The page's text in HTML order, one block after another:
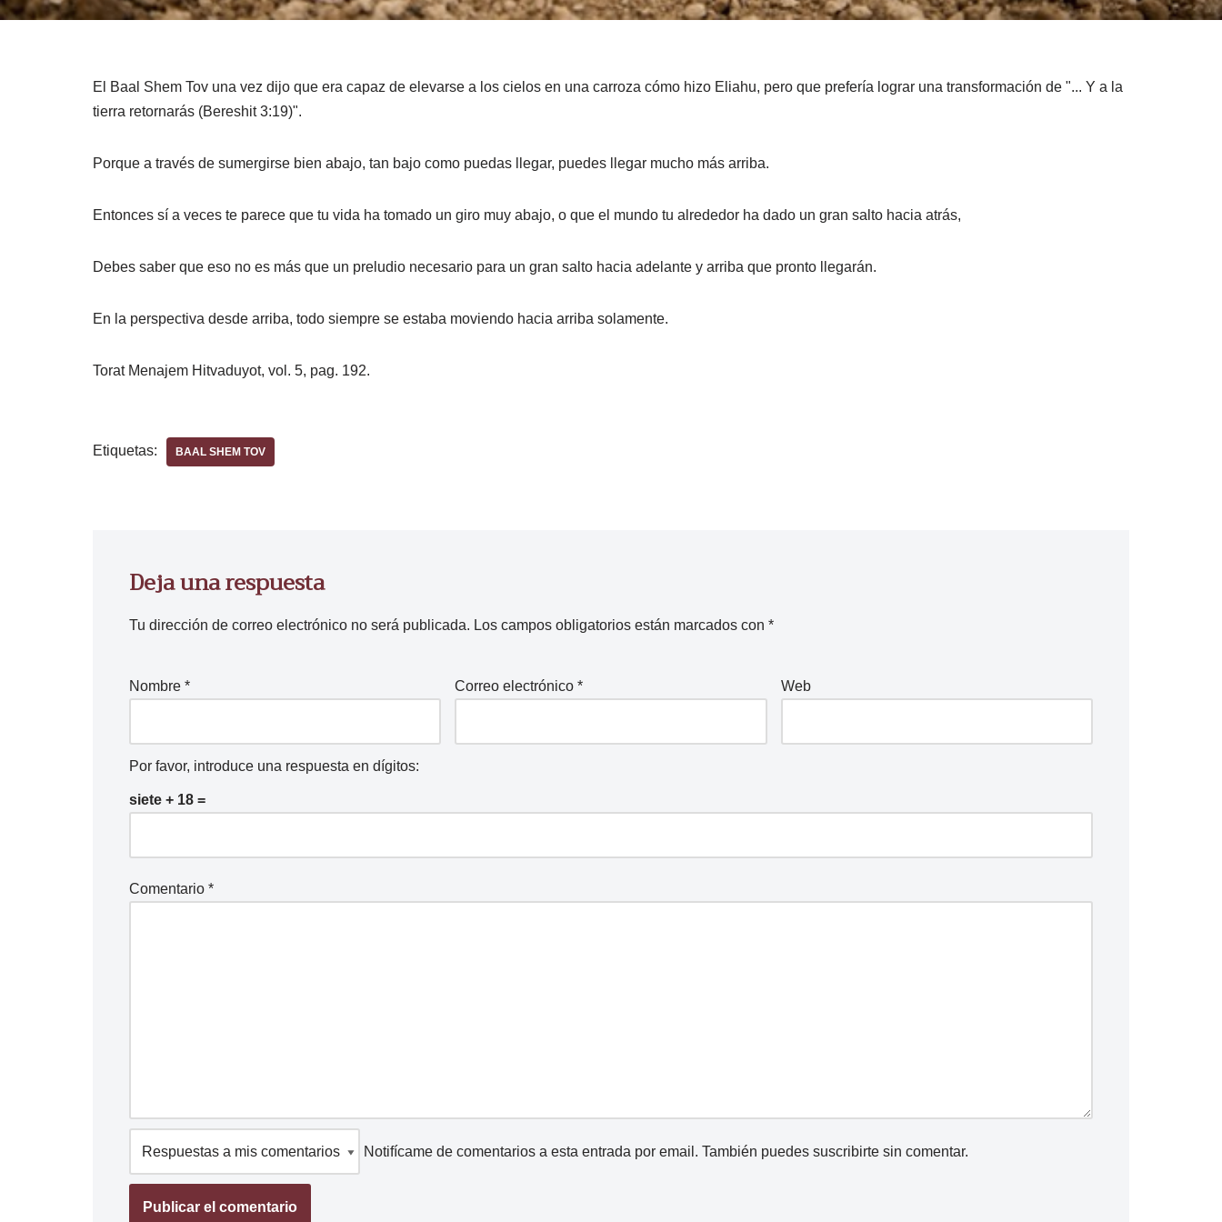
El Baal Shem Tov una vez dijo que era capaz de elevarse a los cielos en una carroza cómo hizo Eliahu, pero que prefería lograr una transformación de "... Y a la
tierra retornarás (Bereshit 3:19)".
Porque a través de sumergirse bien abajo, tan bajo como puedas llegar, puedes llegar mucho más arriba.
Entonces sí a veces te parece que tu vida ha tomado un giro muy abajo, o que el mundo tu alrededor ha dado un gran salto hacia atrás,
Debes saber que eso no es más que un preludio necesario para un gran salto hacia adelante y arriba que pronto llegarán.
En la perspectiva desde arriba, todo siempre se estaba moviendo hacia arriba solamente.
Torat Menajem Hitvaduyot, vol. 5, pag. 192.
Etiquetas: BAAL SHEM TOV
Deja una respuesta
Tu dirección de correo electrónico no será publicada. Los campos obligatorios están marcados con *
Nombre * Correo electrónico* Web
Por favor, introduce una respuesta en dígitos:
siete + 18 =
Comentario *
Notifícame de comentarios a esta entrada por email. También puedes suscribirte sin comentar.